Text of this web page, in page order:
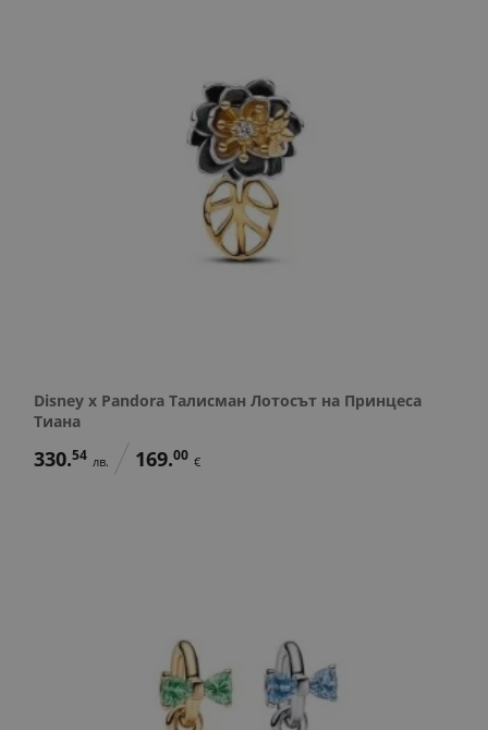
Disney x Pandora Талисман Лотосът на Принцеса
Тиана
330.54 лв. 169.00 €